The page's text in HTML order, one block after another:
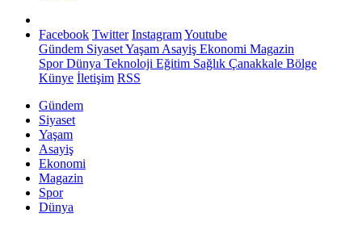
Facebook Twitter InstagramYoutube
Gündem SiyasetYaşam Asayiş Ekonomi Magazin
SporDünya Teknoloji Eğitim Sağlık Çanakkale Bölge
Künye İletişim RSS
Gündem
Siyaset
Yaşam
Asayiş
Ekonomi
Magazin
Spor
Dünya